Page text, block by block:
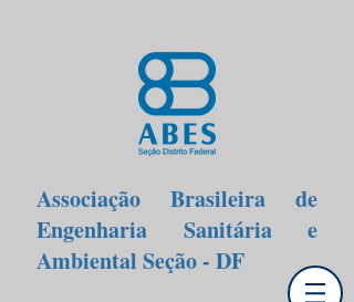
Associação Brasileira de
Engenharia Sanitária e
Ambiental Seção - DF